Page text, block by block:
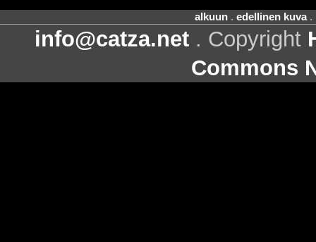
alkuun. edellinen kuva.
info@catza.net . Copyright
Commons